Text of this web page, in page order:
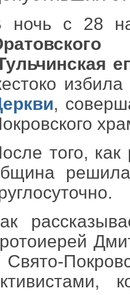
ночь с 28
,
того,
Свято-